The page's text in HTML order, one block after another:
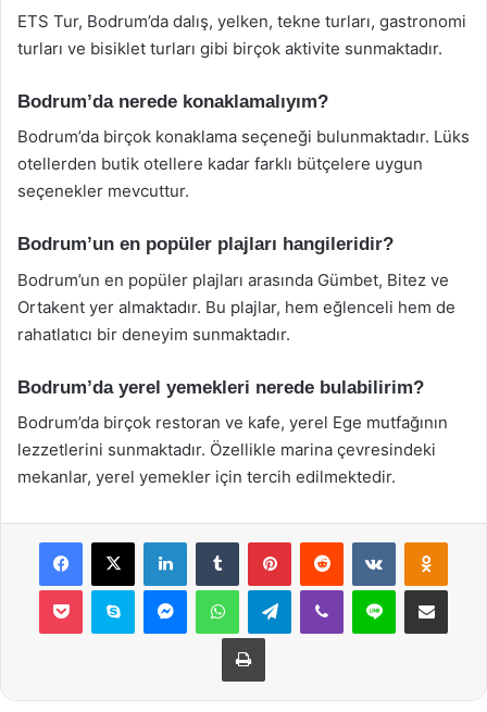
ETS Tur, Bodrum’da dalış, yelken, tekne turları, gastronomi
turları ve bisiklet turları gibi birçok aktivite sunmaktadır.
Bodrum’da nerede konaklamalıyım?
Bodrum’da birçok konaklama seçeneği bulunmaktadır. Lüks
otellerden butik otellere kadar farklı bütçelere uygun
seçenekler mevcuttur.
Bodrum’un en popüler plajları hangileridir?
Bodrum’un en popüler plajları arasında Gümbet, Bitez ve
Ortakent yer almaktadır. Bu plajlar, hem eğlenceli hem de
rahatlatıcı bir deneyim sunmaktadır.
Bodrum’da yerel yemekleri nerede bulabilirim?
Bodrum’da birçok restoran ve kafe, yerel Ege mutfağının
lezzetlerini sunmaktadır. Özellikle marina çevresindeki
mekanlar, yerel yemekler için tercih edilmektedir.
Facebook
X LinkedInTumblr PinterestReddit VKontakte
Pocket Skype MessengerWhatsAppTelegramViber Line E-Posta ile
Yazdır